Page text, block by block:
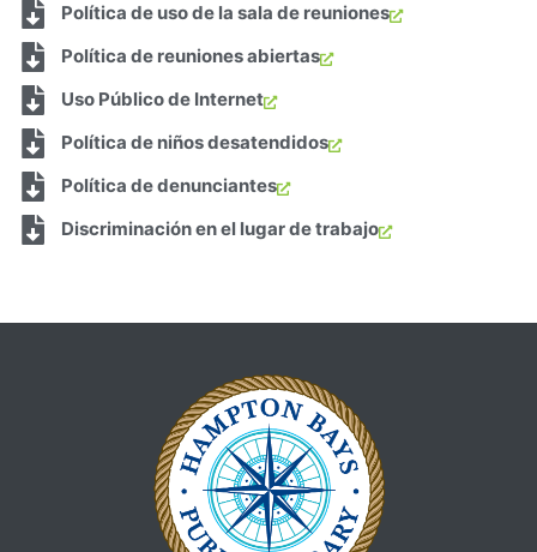
Política de uso de la sala de reuniones
Política de reuniones abiertas
Uso Público de Internet
Política de niños desatendidos
Política de denunciantes
Discriminación en el lugar de trabajo